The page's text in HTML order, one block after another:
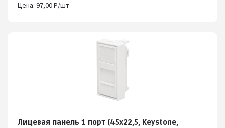
Цена: 97,00 Р/шт
Лицевая панель 1 порт (45х22,5, Keystone,